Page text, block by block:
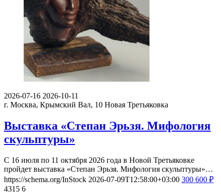
2026-07-16 2026-10-11
г. Москва, Крымский Вал, 10 Новая Третьяковка
Выставка «Степан Эрьзя. Мифология
скульптуры»
С 16 июля по 11 октября 2026 года в Новой Третьяковке
пройдет выставка «Степан Эрьзя. Мифология скульптуры»…
https://schema.org/InStock 2026-07-09T12:58:00+03:00 300 600 ₽
4315 6